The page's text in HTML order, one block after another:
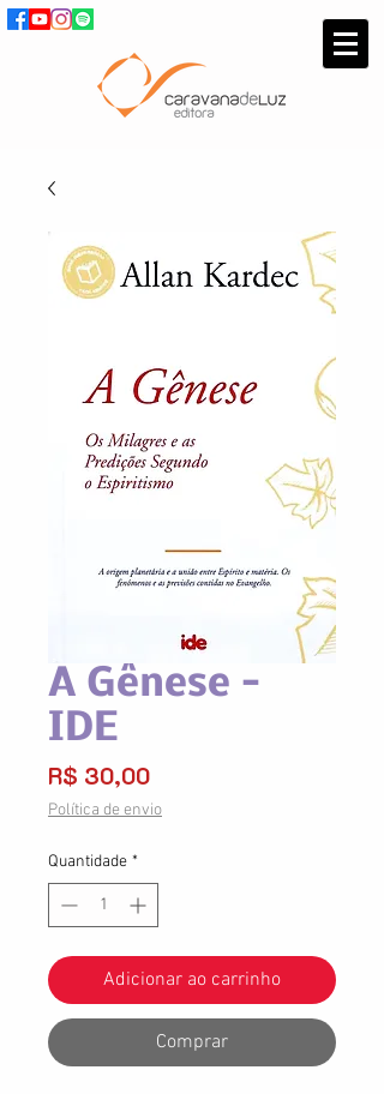
A Gênese -
IDE
R$ 30,00Preço
Política de envio
Quantidade *
Adicionar ao carrinho
Comprar